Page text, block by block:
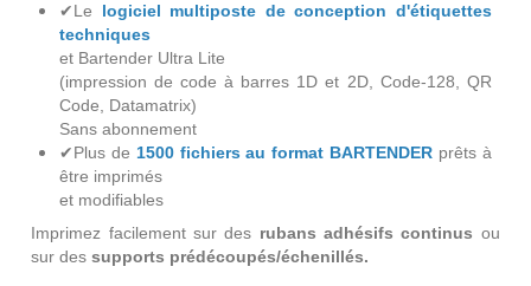
✔Le logiciel multiposte de conception d'étiquettes
techniques
et Bartender Ultra Lite
(impression de code à barres 1D et 2D, Code-128, QR
Code, Datamatrix)
Sans abonnement
✔Plus de 1500 fichiers au format BARTENDER prêts à
être imprimés
et modifiables
Imprimez facilement sur des rubans adhésifs continus ou
sur dessupports prédécoupés/échenillés.